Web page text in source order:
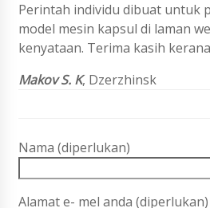
Perintah individu dibuat untuk
model mesin kapsul di laman
kenyataan. Terima kasih
Makov S. K, Dzerzhinsk
Nama (diperlukan)
Alamat e- mel anda (diperlukan)